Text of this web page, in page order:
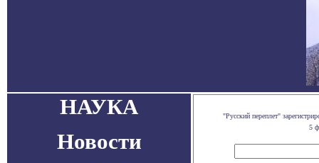
НАУКА
Новости
"Русский переплет"
5